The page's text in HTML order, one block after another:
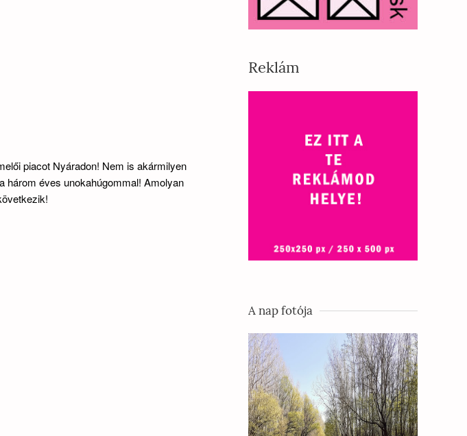
piacot Nyáradon! Nem is akármilyen
három éves unokahúgommal! Amolyan
Reklám
A nap fotója